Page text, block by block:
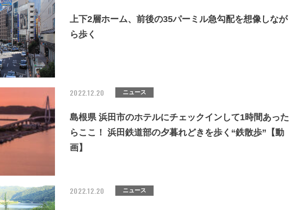
上下2層ホーム、前後の35パーミル急勾配を想像しなが
ら歩く
2022.12.20 ニュース
島根県 浜田市のホテルにチェックインして1時間あった
らここ！ 浜田鉄道部の夕暮れどきを歩く“鉄散歩”【動
画】
2022.12.20 ニュース